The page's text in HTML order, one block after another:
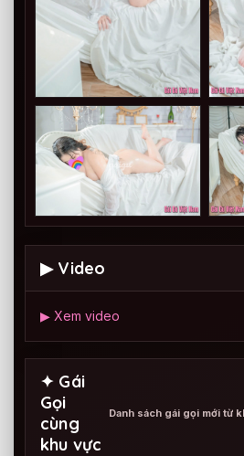
▶ Video
▶ Xem video
✦ Gái
Gọi
cùng
khu vực
Danh sách gái gọi mới từ